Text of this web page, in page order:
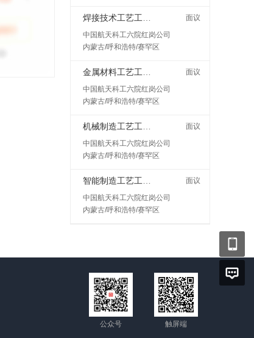
面议
中国航天科工六院红岗公司
内蒙古/呼和浩特/赛罕区
面议
中国航天科工六院红岗公司
内蒙古/呼和浩特/赛罕区
面议
中国航天科工六院红岗公司
内蒙古/呼和浩特/赛罕区
面议
中国航天科工六院红岗公司
内蒙古/呼和浩特/赛罕区
公众号 触屏端